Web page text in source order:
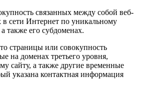
связанных между собой веб-
сети Интернет по уникальному
также его субдоменах.
страницы или совокупность
на доменах третьего уровня,
сайту, а также другие временные
указана контактная информация